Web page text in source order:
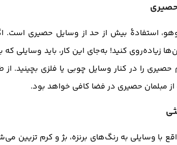
استفادۀ بیش از حد از وسایل حصیری است.
زیاده‌روی کنید! به‌جای این کار، باید وسایلی
حصیری را در کنار وسایل چوبی یا فلزی بچینید.
از مبلمان حصیری در فضا کافی خواهد بود.
وسایلی به رنگ‌های برنزه، بژ و کرم تزیین